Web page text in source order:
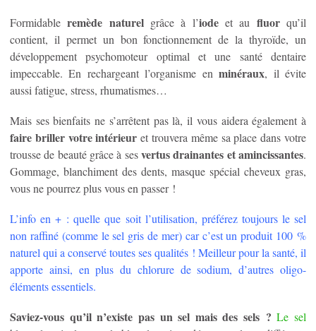
Formidableremède naturelgrâce à l’iodeet au fluorqu’il
contient, il permet un bon fonctionnement de la thyroïde, un
développement psychomoteur optimal et une santé dentaire
impeccable. En rechargeant l’organisme enminéraux, il évite
aussi fatigue, stress, rhumatismes…
Mais ses bienfaits ne s’arrêtent pas là, il vous aidera également à
faire briller votre intérieur et trouvera même sa place dans votre
trousse de beauté grâce à sesvertus drainantes et amincissantes.
Gommage, blanchiment des dents, masque spécial cheveux gras,
vous ne pourrez plus vous en passer !
L’info en + : quelle que soit l’utilisation, préférez toujours le sel
non raffiné (comme le sel gris de mer) car c’est un produit 100 %
naturel qui a conservé toutes ses qualités ! Meilleur pour la santé, il
apporte ainsi, en plus du chlorure de sodium, d’autres oligo-
éléments essentiels.
Saviez-vous qu’il n’existe pas un sel mais des sels ? Le sel